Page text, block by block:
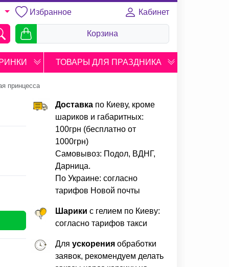
Избранное
Кабинет
Корзина
ТОВАРЫ ДЛЯ ПРАЗДНИКА
принцесса
Доставкапо Киеву, кроме
шариков и габаритных:
100грн (бесплатно от
1000грн)
Самовывоз: Подол, ВДНГ,
Дарница.
По Украине: согласно
тарифов Новой почты
Шарики с гелием по Киеву:
согласно тарифов такси
Для ускоренияобработки
заявок, рекомендуем делать